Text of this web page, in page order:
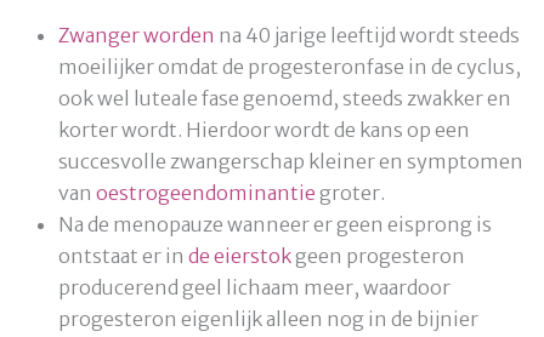
Zwanger worden na 40 jarige leeftijd wordt steeds
moeilijker omdat de progesteronfase in de cyclus,
ook wel luteale fase genoemd, steeds zwakker en
korter wordt. Hierdoor wordt de kans op een
succesvolle zwangerschap kleiner en symptomen
van oestrogeendominantie groter.
Na de menopauze wanneer er geen eisprong is
ontstaat er in de eierstok geen progesteron
producerend geel lichaam meer, waardoor
progesteron eigenlijk alleen nog in de bijnier